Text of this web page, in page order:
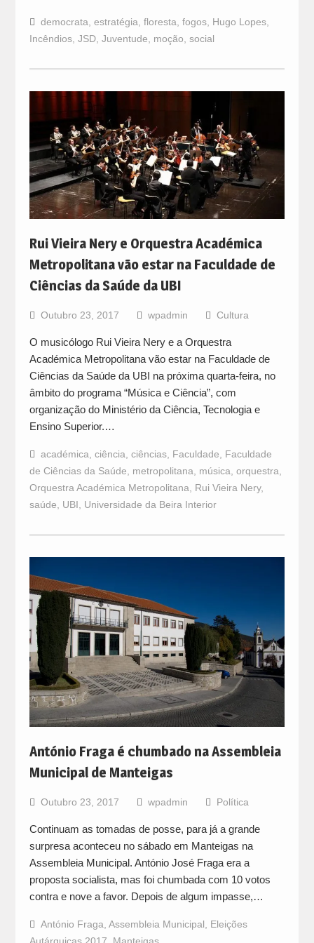
democrata estratégia floresta fogos, Hugo Lopes,
Incêndios, JSD, Juventude moção social
Rui Vieira Nery e Orquestra Académica
Metropolitana vão estar na Faculdade de
Ciências da Saúde da UBI
Outubro 23, 2017 wpadmin Cultura
O musicólogo Rui Vieira Nery e a Orquestra
Académica Metropolitana vão estar na Faculdade de
Ciências da Saúde da UBI na próxima quarta-feira, no
âmbito do programa “Música e Ciência”, com
organização do Ministério da Ciência, Tecnologia e
Ensino Superior.…
académica ciência ciências, Faculdade
Faculdade
de Ciências da Saúde
metropolitana música orquestra
Orquestra Académica Metropolitana
Rui Vieira Nery,
saúde
UBI Universidade da Beira Interior
António Fraga é chumbado na Assembleia
Municipal de Manteigas
Outubro 23, 2017 wpadmin Política
Continuam as tomadas de posse, para já a grande
surpresa aconteceu no sábado em Manteigas na
Assembleia Municipal. António José Fraga era a
proposta socialista, mas foi chumbada com 10 votos
contra e nove a favor. Depois de algum impasse,…
António Fraga Assembleia Municipal
Eleições